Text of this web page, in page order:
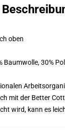
oben
30%
mit der Better
wird, kann es